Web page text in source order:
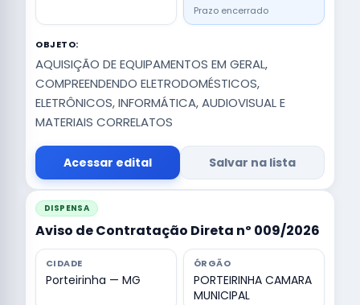
Prazo encerrado
OBJETO:
AQUISIÇÃO DE EQUIPAMENTOS EM GERAL,
COMPREENDENDO ELETRODOMÉSTICOS,
ELETRÔNICOS, INFORMÁTICA, AUDIOVISUAL E
MATERIAIS CORRELATOS
Acessar edital Salvar na lista
DISPENSA
Aviso de Contratação Direta nº 009/2026
CIDADE
Porteirinha — MG
ÓRGÃO
PORTEIRINHA CAMARA
MUNICIPAL